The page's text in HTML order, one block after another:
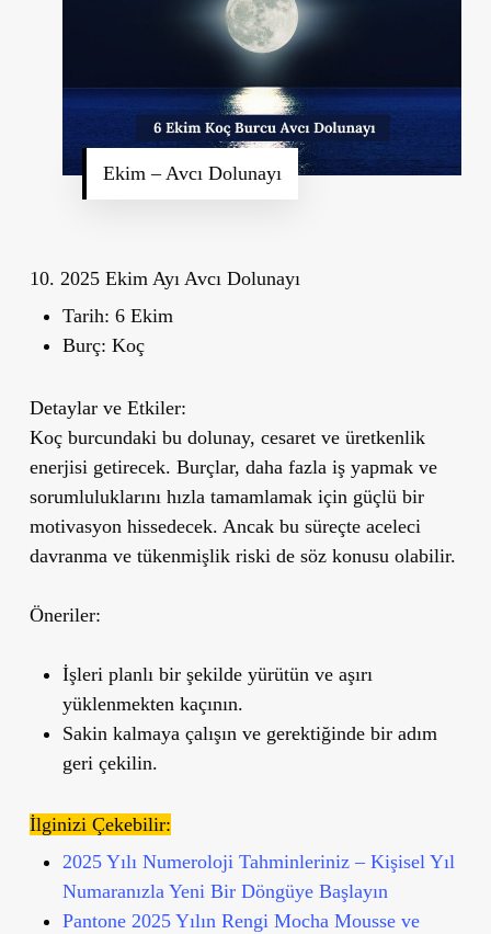
Ekim – Avcı Dolunayı
10. 2025 Ekim Ayı Avcı Dolunayı
Tarih: 6 Ekim
Burç: Koç
Detaylar ve Etkiler:
Koç burcundaki bu dolunay, cesaret ve üretkenlik
enerjisi getirecek. Burçlar, daha fazla iş yapmak ve
sorumluluklarını hızla tamamlamak için güçlü bir
motivasyon hissedecek. Ancak bu süreçte aceleci
davranma ve tükenmişlik riski de söz konusu olabilir.
Öneriler:
İşleri planlı bir şekilde yürütün ve aşırı
yüklenmekten kaçının.
Sakin kalmaya çalışın ve gerektiğinde bir adım
geri çekilin.
İlginizi Çekebilir:
2025 Yılı Numeroloji Tahminleriniz – Kişisel Yıl
Numaranızla Yeni Bir Döngüye Başlayın
Pantone 2025 Yılın Rengi Mocha Mousse ve